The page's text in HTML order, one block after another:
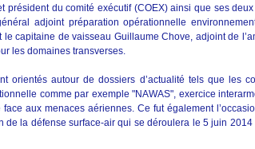
président du comité exécutif (COEX) ainsi que ses
adjoint préparation opérationnelle
le capitaine de vaisseau Guillaume Chove, adjoint de
les domaines transverses.
orientés autour de dossiers d’actualité tels que les
comme par exemple "NAWAS", exercice
aux menaces aériennes. Ce fut également
de la défense surface-air qui se déroulera le 5 juin 2014